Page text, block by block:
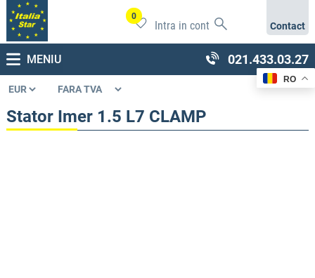
0
Intra in cont Contact
MENIU 021.433.03.27
Stator Imer 1.5 L7 CLAMP
RO